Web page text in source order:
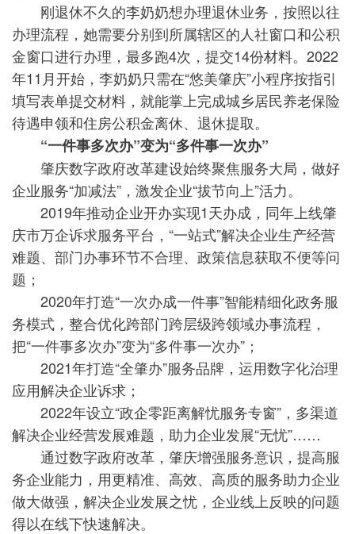
刚退休不久的李奶奶想办理退休业务，按照以往
办理流程，她需要分别到所属辖区的人社窗口和公积
金窗口进行办理，最多跑4次，提交14份材料。2022
年11月开始，李奶奶只需在“悠美肇庆”小程序按指引
填写表单提交材料，就能掌上完成城乡居民养老保险
待遇申领和住房公积金离休、退休提取。
“一件事多次办”变为“多件事一次办”
肇庆数字政府改革建设始终聚焦服务大局，做好
企业服务“加减法”，激发企业“拔节向上”活力。
2019年推动企业开办实现1天办成，同年上线肇
庆市万企诉求服务平台，“一站式”解决企业生产经营
难题、部门办事环节不合理、政策信息获取不便等问
题；
2020年打造“一次办成一件事”智能精细化政务服
务模式，整合优化跨部门跨层级跨领域办事流程，
把“一件事多次办”变为“多件事一次办”；
2021年打造“全肇办”服务品牌，运用数字化治理
应用解决企业诉求；
2022年设立“政企零距离解忧服务专窗”，多渠道
解决企业经营发展难题，助力企业发展“无忧”……
通过数字政府改革，肇庆增强服务意识，提高服
务企业能力，用更精准、高效、高质的服务助力企业
做大做强，解决企业发展之忧，企业线上反映的问题
得以在线下快速解决。